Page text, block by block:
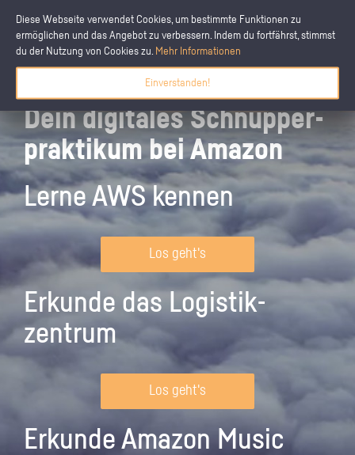
Diese Webseite verwendet Cookies, um bestimmte Funktionen zu
ermöglichen und das Angebot zu verbessern. Indem du fortfährst, stimmst
du der Nutzung von Cookies zu. Mehr Informationen
Einverstanden!
Dein digitales Schnupper­
praktikum bei Amazon
Lerne AWS kennen
Los geht's
Erkunde das Logistik­
zentrum
Los geht's
Erkunde Amazon Music